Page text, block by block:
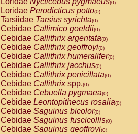
PitheciidaeCallicebus cupreus
PitheciidaeCallicebus donacophilus
PitheciidaeCallicebus moloch
PitheciidaeCallicebus torquatus
PitheciidaeCallicebusspp.(0)
PitheciidaeChiropotes satanas(0)
PitheciidaePithecia monachus
PitheciidaePithecia pithecia(0)
CercopithecidaeCercocebus agilis
CercopithecidaeCercocebus
CercopithecidaeCercocebus
CercopithecidaeCercocebus
CercopithecidaeCercocebus
CercopithecidaeCercocebushybrid
(0)
Loridae Perodicticus potto(0)
Tarsiidae Tarsius syrichta(0)
Cebidae Callimico goeldii(0)
Cebidae Callithrix argentata(0)
Cebidae Callithrix geoffroyi(0)
Cebidae Callithrix humeralifer(0)
Cebidae Callithrix jacchus(0)
Cebidae Callithrix penicillata(0)
Cebidae Callithrixspp.(0)
Cebidae Cebuella pygmaea(0)
Cebidae Leontopithecus rosalia(0)
Cebidae Saguinus bicolor(0)
Cebidae Saguinus fuscicollis(0)
Cebidae Saguinus geoffroyi(0)